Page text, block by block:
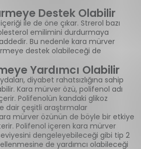
Destek Olabilir
ile de öne çıkar. Strerol bazı
emilimini durdurmaya
Bu nedenle kara mürver
destek olabileceği de
Yardımcı Olabilir
diyabet rahatsızlığına sahip
Kara mürver özü, polifenol adı
Polifenolün kandaki glikoz
dair çeşitli araştırmalar
mürver özünün de böyle bir etkiye
Polifenol içeren kara mürver
dengeleyebileceği gibi tip 2
de yardımcı olabileceği